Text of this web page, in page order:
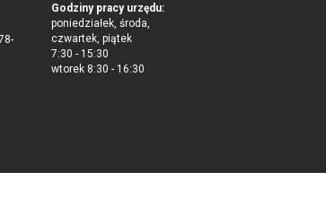
Godziny pracy urzędu:
poniedziałek, środa,
czwartek, piątek
7:30 - 15:30
wtorek 8:30 - 16:30